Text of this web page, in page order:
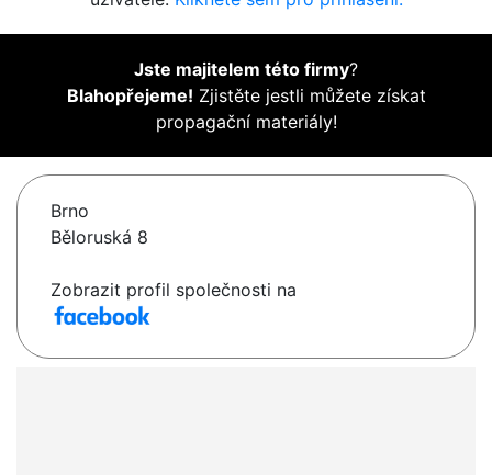
Jste majitelem této firmy?
Blahopřejeme! Zjistěte jestli můžete získat
propagační materiály!
Brno
Běloruská 8
Zobrazit profil společnosti na